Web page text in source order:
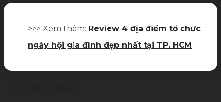
>>> Xem thêm: Review 4 địa điểm tổ chức
ngày hội gia đình đẹp nhất tại TP. HCM